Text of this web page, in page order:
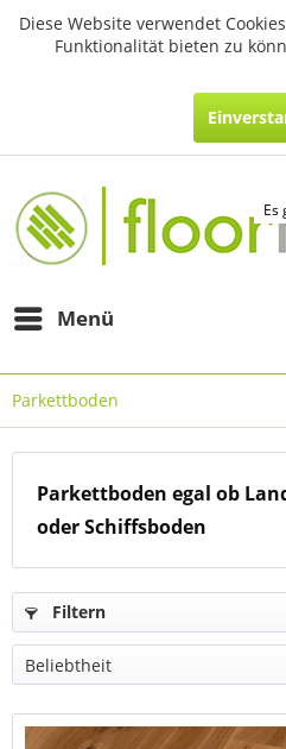
Menü
Parkettboden
Parkettboden egal ob
oder Schiffsboden
Filtern
Es
Diese Website verwendet
Funktionalität bieten zu